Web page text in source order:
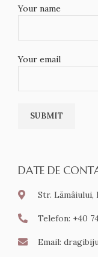
Your name
Your email
DATE DE
Str. Lămâiului,
Telefon: +40
Email: